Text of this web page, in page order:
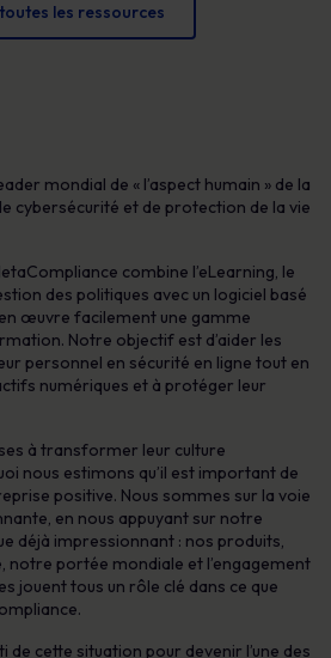
les ressources
mondial de « l’aspect humain » de la
cybersécurité et de protection de la vie
combine l’eLearning, le
des politiques avec un logiciel basé
œuvre facilement une gamme
Notre objectif est d’aider les
personnel en sécurité en ligne tout en
numériques et à protéger leur
à transformer leur culture
nous estimons qu’il est important de
positive. Nous sommes sur la voie
en nous appuyant sur notre
déjà impressionnant : nos produits,
notre portée mondiale et l’engagement
jouent tous un rôle clé dans ce que
de cette situation pour devenir l’une des